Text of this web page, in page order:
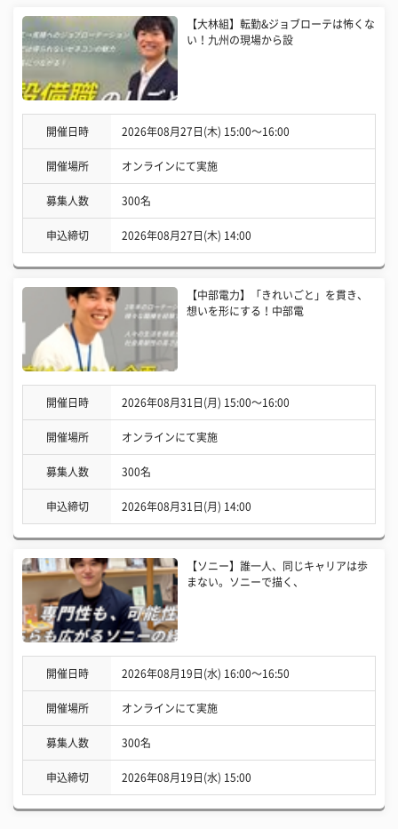
【大林組】転勤&ジョブローテは怖くな
い！九州の現場から設
開催日時 2026年08月27日(木) 15:00〜16:00
開催場所 オンラインにて実施
募集人数 300名
申込締切 2026年08月27日(木) 14:00
【中部電力】「きれいごと」を貫き、
想いを形にする！中部電
開催日時 2026年08月31日(月) 15:00〜16:00
開催場所 オンラインにて実施
募集人数 300名
申込締切 2026年08月31日(月) 14:00
【ソニー】誰一人、同じキャリアは歩
まない。ソニーで描く、
開催日時 2026年08月19日(水) 16:00〜16:50
開催場所 オンラインにて実施
募集人数 300名
申込締切 2026年08月19日(水) 15:00